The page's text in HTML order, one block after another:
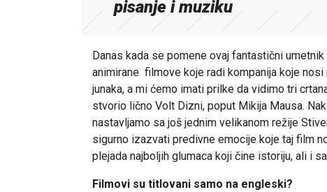
pisanje i muziku
Danas kada se pomene ovaj fantastični
animirane filmove koje radi kompanija koje
junaka, a mi ćemo imati prilke da vidimo tri
stvorio lično Volt Dizni, poput Mikija Mausa.
nastavljamo sa još jednim velikanom režije
sigurno izazvati predivne emocije koje taj film
plejada najboljih glumaca koji čine istoriju, ali i
Filmovi su titlovani samo na engleski?